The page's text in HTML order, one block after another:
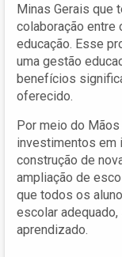
Minas Gerais que
colaboração entre
educação. Esse
uma gestão
benefícios
oferecido.
Por meio do
investimentos em
construção de
ampliação de
que todos os
escolar
aprendizado.